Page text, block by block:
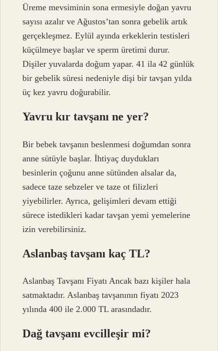
Üreme mevsiminin sona ermesiyle doğan yavru
sayısı azalır ve Ağustos’tan sonra gebelik artık
gerçekleşmez. Eylül ayında erkeklerin testisleri
küçülmeye başlar ve sperm üretimi durur.
Dişiler yuvalarda doğum yapar. 41 ila 42 günlük
bir gebelik süresi nedeniyle dişi bir tavşan yılda
üç kez yavru doğurabilir.
Yavru kır tavşanı ne yer?
Bir bebek tavşanın beslenmesi doğumdan sonra
anne sütüyle başlar. İhtiyaç duydukları
besinlerin çoğunu anne sütünden alsalar da,
sadece taze sebzeler ve taze ot filizleri
yiyebilirler. Ayrıca, gelişimleri devam ettiği
sürece istedikleri kadar tavşan yemi yemelerine
izin verebilirsiniz.
Aslanbaş tavşanı kaç TL?
Aslanbaş Tavşanı Fiyatı Ancak bazı kişiler hala
satmaktadır. Aslanbaş tavşanının fiyatı 2023
yılında 400 ile 2.000 TL arasındadır.
Dağ tavşanı evcilleşir mi?